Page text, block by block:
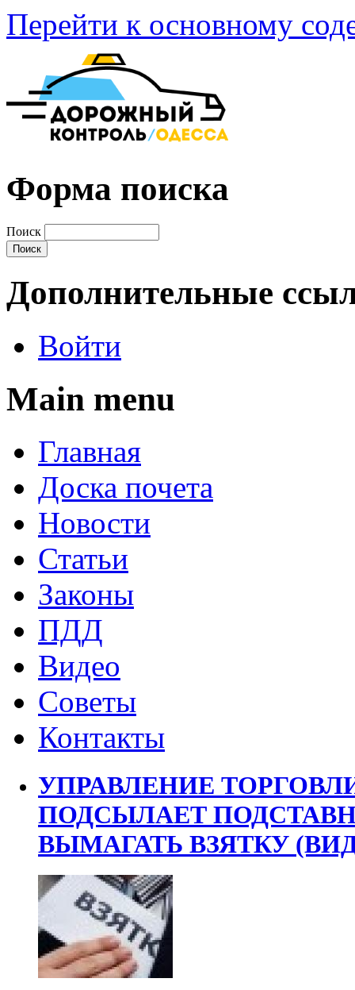
Перейти к основному
Форма поиска
Поиск
Дополнительные
Войти
Main menu
Главная
Доска почета
Новости
Статьи
Законы
ПДД
Видео
Советы
Контакты
УПРАВЛЕНИЕ
ПОДСЫЛАЕТ
ВЫМАГАТЬ ВЗЯТКУ